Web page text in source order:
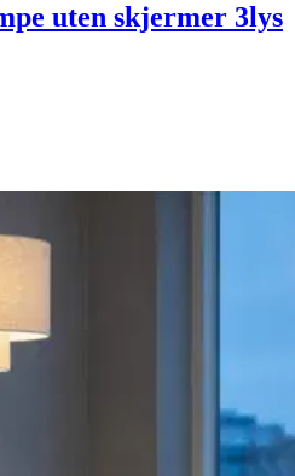
uten skjermer 3lys